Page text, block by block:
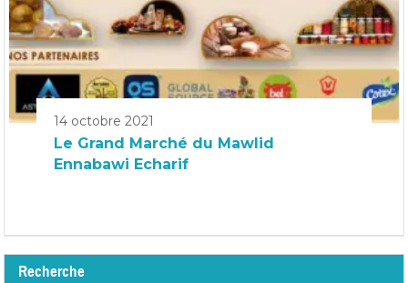
14 octobre 2021
Le Grand Marché du Mawlid
Ennabawi Echarif
Recherche